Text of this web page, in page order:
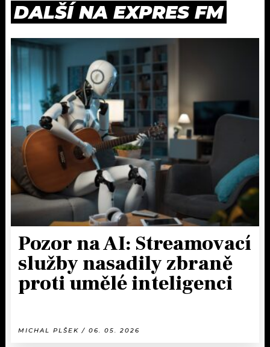
DALŠÍ NA EXPRES FM
Pozor na AI: Streamovací
služby nasadily zbraně
proti umělé inteligenci
MICHAL PLŠEK / 06. 05. 2026